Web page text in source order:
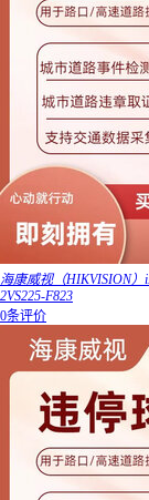
海康威视（HIKVISION）
2VS225-F823
0条评价